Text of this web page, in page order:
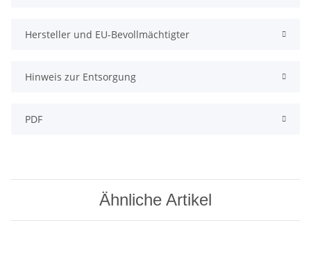
Hersteller und EU-Bevollmächtigter
Hinweis zur Entsorgung
PDF
Ähnliche Artikel